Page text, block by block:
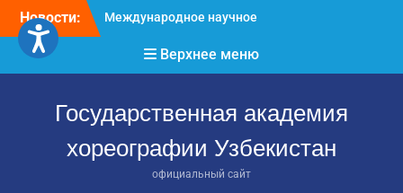
Перейти
содержимому
Новости:
Международное научное
Международное
признание и новые
хореографов!
Международное
признание и новые
достижения молодых
Верхнее меню
Государственная академия
хореографии Узбекистан
официальный сайт